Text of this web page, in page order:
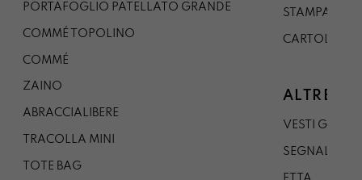
PORTAFOGLIO PATELLATO GRANDE
COMMÉ TOPOLINO
COMMÉ
ZAINO
ABRACCIALIBERE
TRACOLLA MINI
TOTE BAG
STAMPA A0
CARTOLINA
ALTRE
VESTI
SEGNALIBRO